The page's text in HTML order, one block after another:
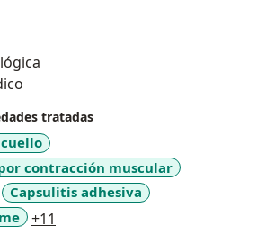
tratadas
contracción muscular
Capsulitis adhesiva
+11